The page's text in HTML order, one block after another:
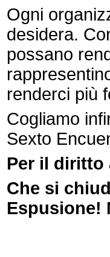
Ogni
desidera.
possano
renderci più
Cogliamo
Sexto
Per il diritto
Che si
Espusione!
NO